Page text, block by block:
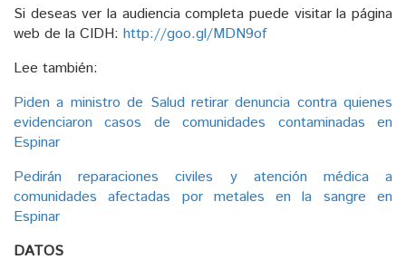
Si deseas ver la audiencia completa puede visitar la página
web de la CIDH: http://goo.gl/MDN9of
Lee también:
Piden a ministro de Salud retirar denuncia contra quienes
evidenciaron casos de comunidades contaminadas en
Espinar
Pedirán reparaciones civiles y atención médica a
comunidades afectadas por metales en la sangre en
Espinar
DATOS